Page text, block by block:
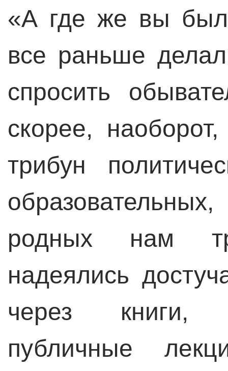
«А где же вы
все раньше
спросить
скорее,
трибун
родных нам
надеялись
через книги,
публичные